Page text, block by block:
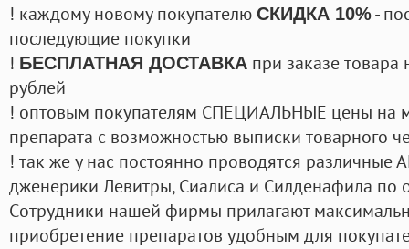
! каждому новому покупателю СКИДКА 10%-
последующие покупки
! БЕСПЛАТНАЯ ДОСТАВКА при заказе
рублей
! оптовым покупателям СПЕЦИАЛЬНЫЕ цены на
препарата с возможностью выписки товарного
! так же у нас постоянно проводятся
дженерики Левитры, Сиалиса и Силденафила по
Cотрудники нашей фирмы прилагают
приобретение препаратов удобным для